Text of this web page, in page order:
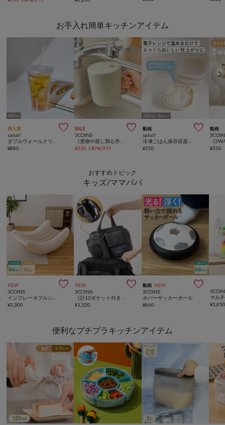
お手入れ簡単キッチンアイテム
再入荷 
salut!
¥880
SALE 
3COINS
¥330 (40%OFF)
動画 
salut!
¥550
動画
¥550
おすすめトピック
キッズ/ママパパ
NEW 
3COINS
¥3,300
NEW 
3COINS
¥1,320
動画 NEW 
3COINS
ホバーサッカーボール
¥660 ¥
便利なプチプラキッチンアイテム